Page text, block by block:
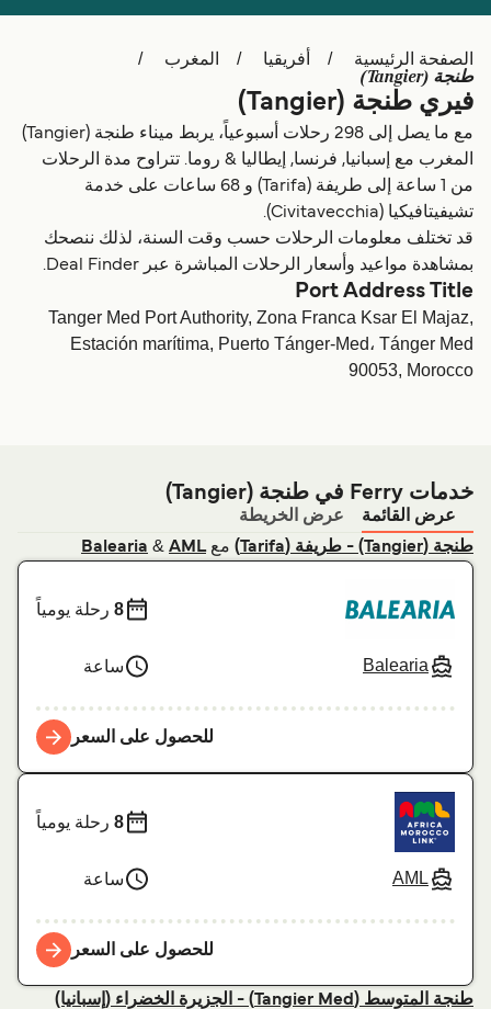
Norge
Україна
Indonesia
الصفحة الرئيسية أفريقيا المغرب
طنجة (‎(Tangier
فيري طنجة (‎(Tangier
مع ما يصل إلى 298 رحلات أسبوعياً، يربط ميناء طنجة (‎(Tangier
المغرب مع إسبانيا, فرنسا, إيطاليا & روما. تتراوح مدة الرحلات
من 1 ساعة إلى طريفة (Tarifa) و 68 ساعات على خدمة
تشيفيتافيكيا (Civitavecchia).
قد تختلف معلومات الرحلات حسب وقت السنة، لذلك ننصحك
بمشاهدة مواعيد وأسعار الرحلات المباشرة عبر Deal Finder.
Port Address Title
Tanger Med Port Authority, Zona Franca Ksar El Majaz,
Estación marítima, Puerto Tánger-Med، Tánger Med
90053, Morocco
خدمات Ferry في طنجة (‎(Tangier
عرض القائمة
عرض الخريطة
طنجة (‎(Tangier - طريفة (Tarifa)
مع Balearia &AML
Balearia
8رحلة يومياً
ساعة
للحصول على السعر
AML
8رحلة يومياً
ساعة
للحصول على السعر
طنجة المتوسط (Tangier Med) - الجزيرة الخضراء (إسبانيا)